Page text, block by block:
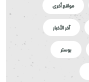
مواقع أخرى
آخر الأخبار
بوستر